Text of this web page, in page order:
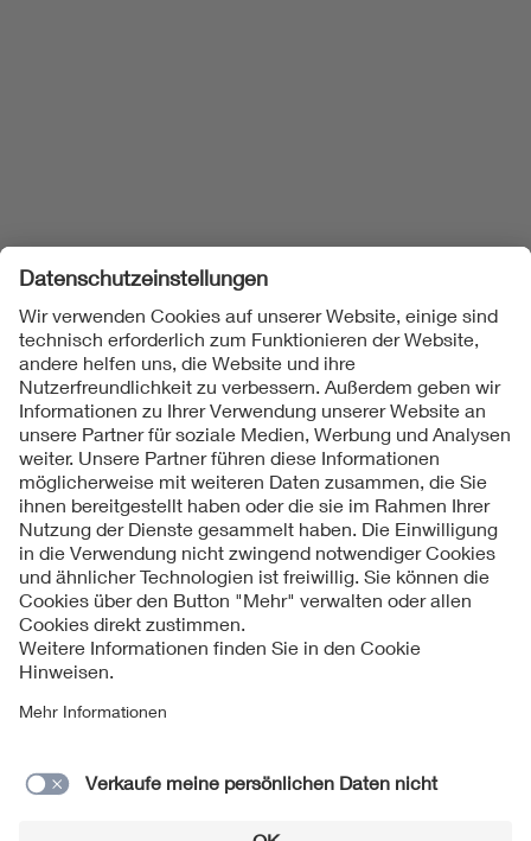
Folgen Sie uns
Kontakte
Service
Impressum
Datenschutzinformationen
Cookie Hinweise
Lieferantenportal